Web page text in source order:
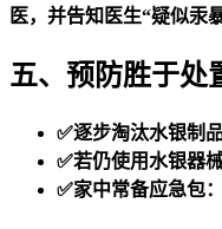
医，并告知医生“疑似汞
五、预防胜于处
✅逐步淘汰水银制
✅若仍使用水银器
✅家中常备应急包